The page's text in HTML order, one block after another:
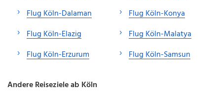
Flug Köln-Dalaman
Flug Köln-Elazig
Flug Köln-Erzurum
Flug Köln-Konya
Flug Köln-Malatya
Flug Köln-Samsun
Andere Reiseziele ab Köln